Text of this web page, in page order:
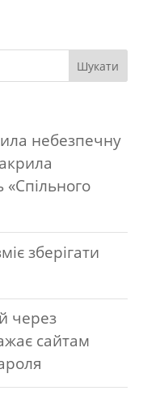
небезпечну
«Спільного
зберігати
через
сайтам